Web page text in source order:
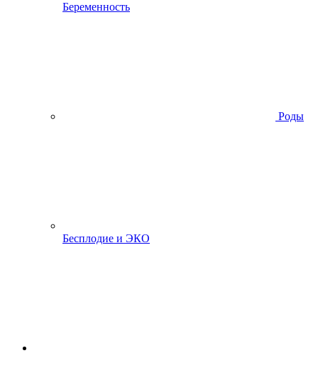
Беременность
Роды
Бесплодие и ЭКО